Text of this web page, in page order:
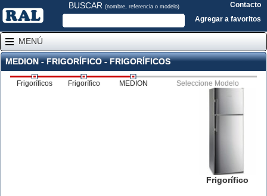
BUSCAR (nombre, referencia o modelo)
Contacto
Agregar a favoritos
MENÚ
MEDION - FRIGORÍFICO - FRIGORÍFICOS
Frigoríficos Frigorífico MEDION Seleccione Modelo
Frigorífico